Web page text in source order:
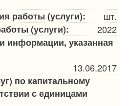
работы (услуги):
шт.
(услуги):
2022
информации, указанная
13.06.2017
по капитальному
с единицами